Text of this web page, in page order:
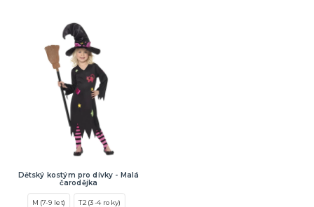
Dětský kostým pro dívky - Malá
čarodějka
M (7-9 let) T2 (3-4 roky)